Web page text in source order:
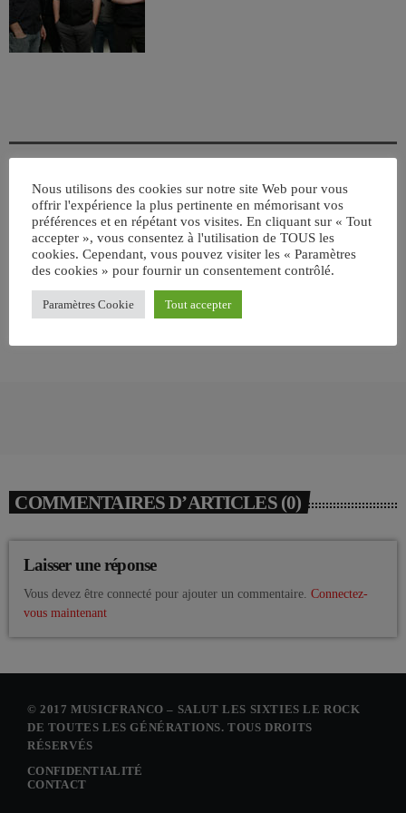
ÉCRIT PAR:JEAN-CLAUDE
email
COMMENTAIRES D’ARTICLES (0)
Laisser une réponse
Vous devez être connecté pour ajouter un commentaire. Connectez-
vous maintenant
© 2017 MUSICFRANCO – SALUT LES SIXTIES LE ROCK
DE TOUTES LES GÉNÉRATIONS. TOUS DROITS
RÉSERVÉS
CONFIDENTIALITÉ
CONTACT
Nous utilisons des cookies sur notre site Web pour vous
offrir l'expérience la plus pertinente en mémorisant vos
préférences et en répétant vos visites. En cliquant sur « Tout
accepter », vous consentez à l'utilisation de TOUS les
cookies. Cependant, vous pouvez visiter les « Paramètres
des cookies » pour fournir un consentement contrôlé.
Paramètres Cookie Tout accepter